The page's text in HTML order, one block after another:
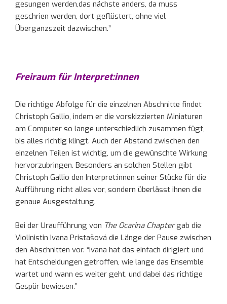
gesungen werden,das nächste anders, da muss
geschrien werden, dort geflüstert, ohne viel
Überganzszeit dazwischen.”
Freiraum für Interpret:innen
Die richtige Abfolge für die einzelnen Abschnitte findet
Christoph Gallio, indem er die vorskizzierten Miniaturen
am Computer so lange unterschiedlich zusammen fügt,
bis alles richtig klingt. Auch der Abstand zwischen den
einzelnen Teilen ist wichtig, um die gewünschte Wirkung
hervorzubringen. Besonders an solchen Stellen gibt
Christoph Gallio den Interpret:innen seiner Stücke für die
Aufführung nicht alles vor, sondern überlässt ihnen die
genaue Ausgestaltung.
Bei der Uraufführung von The Ocarina Chaptergab die
Violinistin Ivana Pristašová die Länge der Pause zwischen
den Abschnitten vor. “Ivana hat das einfach dirigiert und
hat Entscheidungen getroffen, wie lange das Ensemble
wartet und wann es weiter geht, und dabei das richtige
Gespür bewiesen.”